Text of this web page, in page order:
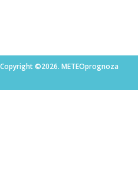
Copyright ©2026. METEOprognoza